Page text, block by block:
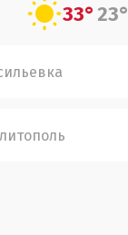
33°23°